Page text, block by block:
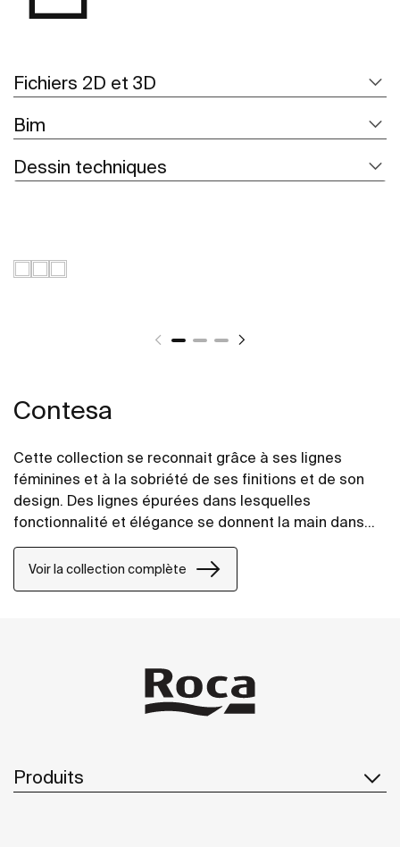
Fichiers 2D et 3D
Bim
Dessin techniques
Contesa
Cette collection se reconnait grâce à ses lignes
féminines et à la sobriété de ses finitions et de son
design. Des lignes épurées dans lesquelles
fonctionnalité et élégance se donnent la main dans
un équilibre parfait et suggestif.
Voir la collection complète
Produits